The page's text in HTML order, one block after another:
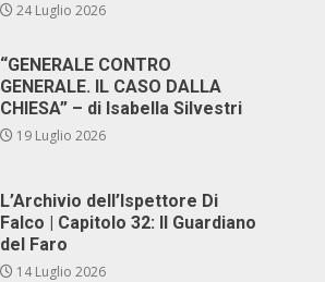
24 Luglio 2026
“GENERALE CONTRO
GENERALE. IL CASO DALLA
CHIESA” – di Isabella Silvestri
19 Luglio 2026
L’Archivio dell’Ispettore Di
Falco | Capitolo 32: Il Guardiano
del Faro
14 Luglio 2026